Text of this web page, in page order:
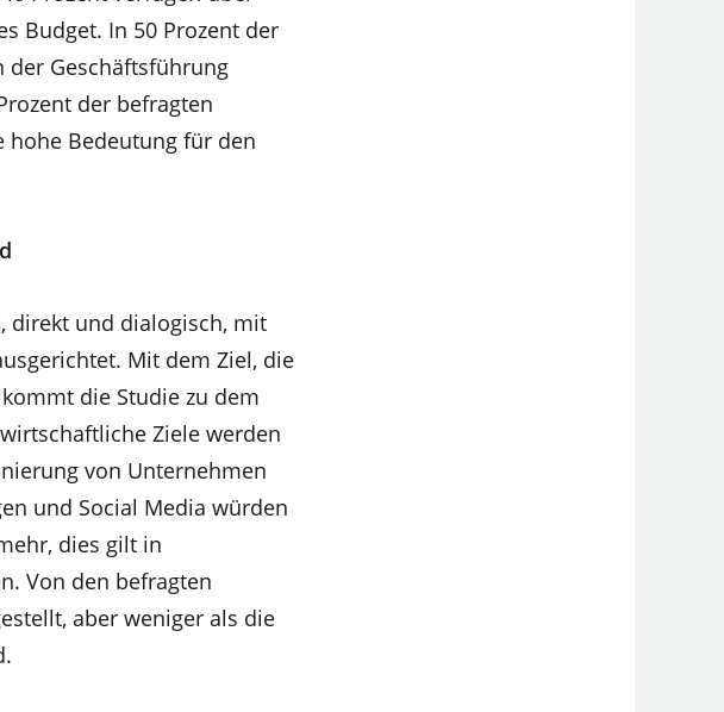
Budget. In 50 Prozent der
der Geschäftsführung
der befragten
Bedeutung für den
direkt und dialogisch, mit
Mit dem Ziel, die
die Studie zu dem
Ziele werden
von Unternehmen
und Social Media würden
dies gilt in
Von den befragten
aber weniger als die